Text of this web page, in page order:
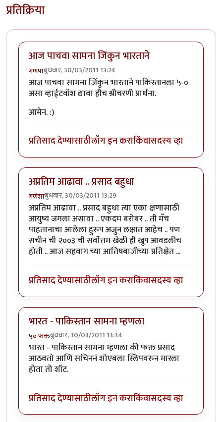
प्रतिक्रिया
आज पाचवा सामना जिंकुन भारताने
गणपाबुधवार, 30/03/2011 13:24
आज पाचवा सामना जिंकुन भारताने पाकिस्तानला ५-०
असा व्हाईटवॉश द्यावा हीच श्रीचरणी प्रार्थना.
आमेन. :)
प्रतिसाद देण्यासाठीलॉग इन कराकिंवासदस्य व्हा
अप्रतिम आढावा .. प्रसाद बहुधा
गणेशाबुधवार, 30/03/2011 13:29
अप्रतिम आढावा .. प्रसाद बहुधा त्या एका क्षणासाठी
आयुष्य जगला असावा .. एकदम बरोबर .. ती मॅच
पाहतानाचा आलेला हुरुप अजुन लक्षात आहेच .. पण
सचीन ची २००३ ची सर्वोत्तम खेळी ही खुप आवडलीच
होती .. आज सहवाग च्या आतिषबाजीच्या प्रतिक्षेत ...
प्रतिसाद देण्यासाठीलॉग इन कराकिंवासदस्य व्हा
भारत - पाकिस्तान सामना म्हणला
५० फक्तबुधवार, 30/03/2011 13:34
भारत - पाकिस्तान सामना म्हणला की फक्त प्रसाद
आठवतो आणि सचिननं शोएबला स्लिपवरुन मारला
होता तो शॉट.
प्रतिसाद देण्यासाठीलॉग इन कराकिंवासदस्य व्हा